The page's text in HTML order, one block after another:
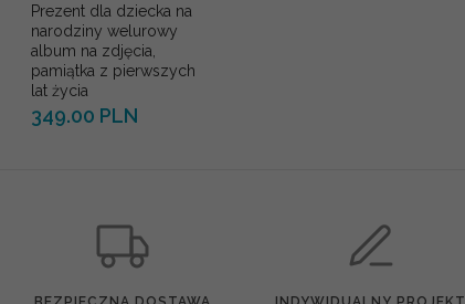
Prezent dla dziecka na
narodziny welurowy
album na zdjęcia,
pamiątka z pierwszych
lat życia
349.00 PLN